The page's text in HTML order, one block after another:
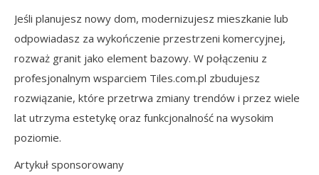
Jeśli planujesz nowy dom, modernizujesz mieszkanie lub
odpowiadasz za wykończenie przestrzeni komercyjnej,
rozważ granit jako element bazowy. W połączeniu z
profesjonalnym wsparciem Tiles.com.pl zbudujesz
rozwiązanie, które przetrwa zmiany trendów i przez wiele
lat utrzyma estetykę oraz funkcjonalność na wysokim
poziomie.
Artykuł sponsorowany